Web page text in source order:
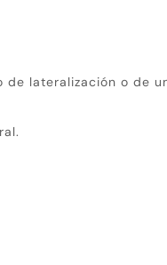
lateralización o de